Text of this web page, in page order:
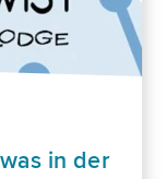
in der